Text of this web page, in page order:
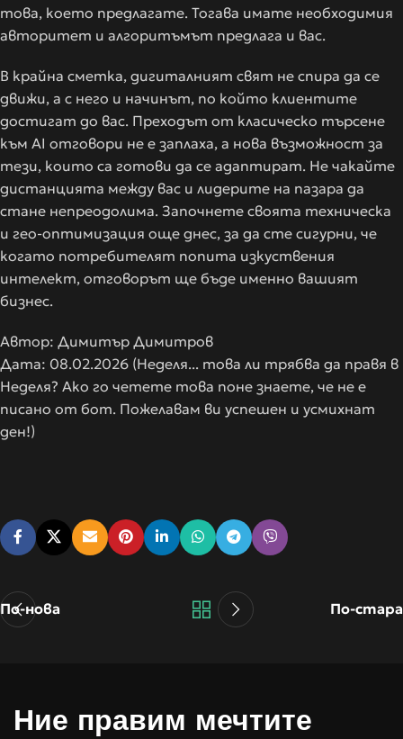
това, което предлагате. Тогава имате необходимия
авторитет и алгоритъмът предлага и вас.
В крайна сметка, дигиталният свят не спира да се
движи, а с него и начинът, по който клиентите
достигат до вас. Преходът от класическо търсене
към AI отговори не е заплаха, а нова възможност за
тези, които са готови да се адаптират. Не чакайте
дистанцията между вас и лидерите на пазара да
стане непреодолима. Започнете своята техническа
и гео-оптимизация още днес, за да сте сигурни, че
когато потребителят попита изкуствения
интелект, отговорът ще бъде именно вашият
бизнес.
Автор: Димитър Димитров
Дата: 08.02.2026 (Неделя... това ли трябва да правя в
Неделя? Ако го четете това поне знаете, че не е
писано от бот. Пожелавам ви успешен и усмихнат
ден!)
По-нова По-стара
Ние правим мечтите